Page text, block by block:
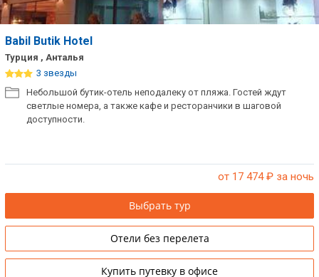
Babil Butik Hotel
Турция , Анталья
3 звезды
Небольшой бутик-отель неподалеку от пляжа. Гостей ждут
светлые номера, а также кафе и ресторанчики в шаговой
доступности.
от 17 474₽ за ночь
Выбрать тур
Отели без перелета
Купить путевку в офисе